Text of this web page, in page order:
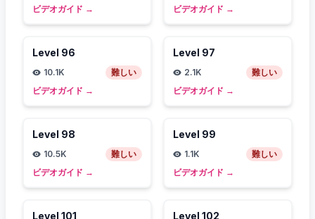
ビデオガイド →
ビデオガイド →
Level 96
10.1K
難しい
ビデオガイド →
Level 97
2.1K
難しい
ビデオガイド →
Level 98
10.5K
難しい
ビデオガイド →
Level 99
1.1K
難しい
ビデオガイド →
Level 101 Level 102